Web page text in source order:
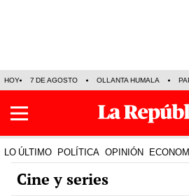
HOY 7 DE AGOSTO OLLANTA HUMALA
LO ÚLTIMO POLÍTICA OPINIÓN
Cine y series